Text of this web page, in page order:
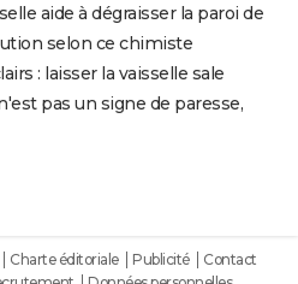
aide à dégraisser la paroi de
selon ce chimiste
: laisser la vaisselle sale
pas un signe de paresse,
Charte éditoriale Publicité
Contact